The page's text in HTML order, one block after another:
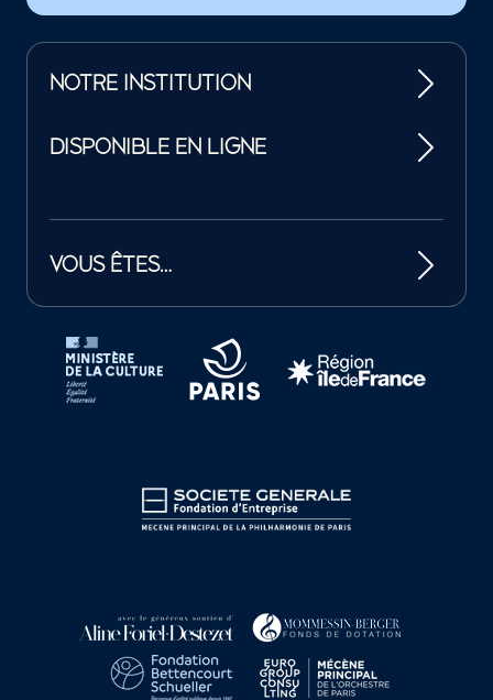
NOTRE INSTITUTION
DISPONIBLE EN LIGNE
VOUS ÊTES…
Tutelles et mécènes de la Philharmonie de Paris